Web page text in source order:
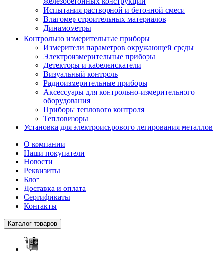
Испытания растворной и бетонной смеси
Влагомер строительных материалов
Динамометры
Контрольно измерительные приборы
Измерители параметров окружающей среды
Электроизмерительные приборы
Детекторы и кабелеискатели
Визуальный контроль
Радиоизмерительные приборы
Аксессуары для контрольно-измерительного
оборудования
Приборы теплового контроля
Тепловизоры
Установка для электроискрового легирования металлов
О компании
Наши покупатели
Новости
Реквизиты
Блог
Доставка и оплата
Сертификаты
Контакты
Каталог товаров